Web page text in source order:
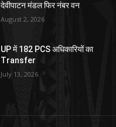
देवीपाटन मंडल फिर नंबर वन
August 2, 2026
UP में 182 PCS अधिकारियों का
Transfer
July 13, 2026